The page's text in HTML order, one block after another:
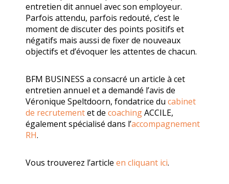
entretien dit annuel avec son employeur.
Parfois attendu, parfois redouté, c’est le
moment de discuter des points positifs et
négatifs mais aussi de fixer de nouveaux
objectifs et d’évoquer les attentes de chacun.
BFM BUSINESS a consacré un article à cet
entretien annuel et a demandé l’avis de
Véronique Speltdoorn, fondatrice du cabinet
de recrutementet de coachingACCILE,
également spécialisé dans l’accompagnement
RH.
Vous trouverez l’article en cliquant ici.